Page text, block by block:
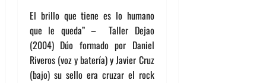
El brillo que tiene es lo humano
que le queda” – Taller Dejao
(2004) Dúo formado por Daniel
Riveros (voz y batería) y Javier Cruz
(bajo) su sello era cruzar el rock